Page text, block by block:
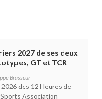
2027 de ses deux
GT et TCR
Brasseur
2026 des 12 Heures de
Association